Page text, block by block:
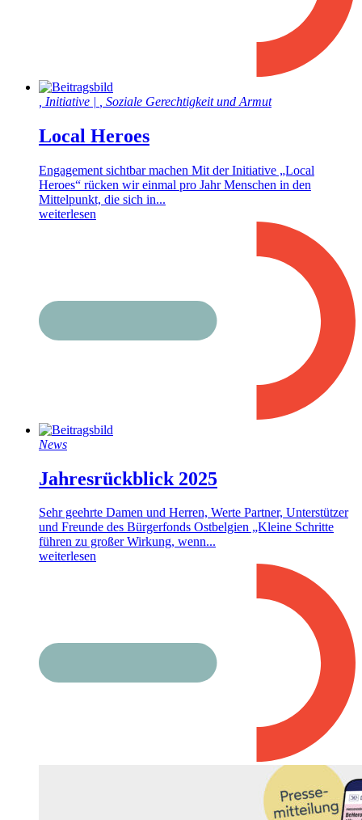
Initiative | Soziale Gerechtigkeit und Armut
Local Heroes
Engagement sichtbar machen Mit der Initiative „Local
Heroes“ rücken wir einmal pro Jahr Menschen in den
Mittelpunkt, die sich in...
weiterlesen
News
Jahresrückblick 2025
Sehr geehrte Damen und Herren, Werte Partner, Unterstützer
und Freunde des Bürgerfonds Ostbelgien „Kleine Schritte
führen zu großer Wirkung, wenn...
weiterlesen